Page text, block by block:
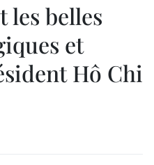
les belles
et
Hô Chi